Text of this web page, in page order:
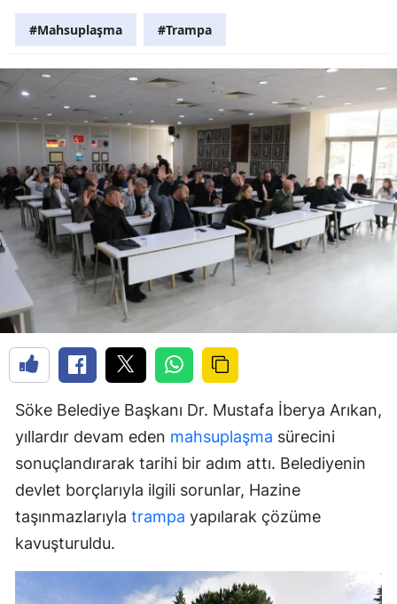
#Mahsuplaşma #Trampa
Söke Belediye Başkanı Dr. Mustafa İberya Arıkan,
yıllardır devam eden mahsuplaşma sürecini
sonuçlandırarak tarihi bir adım attı. Belediyenin
devlet borçlarıyla ilgili sorunlar, Hazine
taşınmazlarıyla trampa yapılarak çözüme
kavuşturuldu.